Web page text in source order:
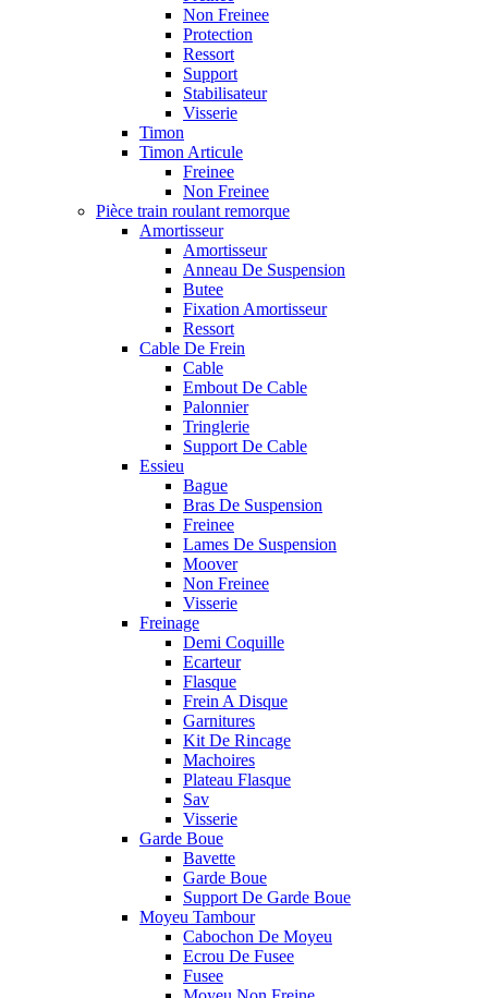
Non Freinee
Protection
Ressort
Support
Stabilisateur
Visserie
Timon
Timon Articule
Freinee
Non Freinee
Pièce train roulant remorque
Amortisseur
Amortisseur
Anneau De Suspension
Butee
Fixation Amortisseur
Ressort
Cable De Frein
Cable
Embout De Cable
Palonnier
Tringlerie
Support De Cable
Essieu
Bague
Bras De Suspension
Freinee
Lames De Suspension
Moover
Non Freinee
Visserie
Freinage
Demi Coquille
Ecarteur
Flasque
Frein A Disque
Garnitures
Kit De Rincage
Machoires
Plateau Flasque
Sav
Visserie
Garde Boue
Bavette
Garde Boue
Support De Garde Boue
Moyeu Tambour
Cabochon De Moyeu
Ecrou De Fusee
Fusee